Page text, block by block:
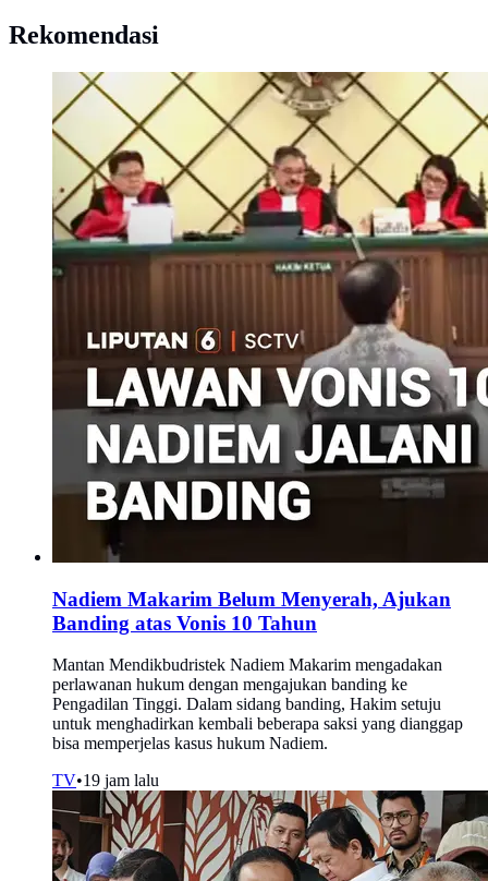
Rekomendasi
Nadiem Makarim Belum Menyerah, Ajukan
Banding atas Vonis 10 Tahun
Mantan Mendikbudristek Nadiem Makarim mengadakan
perlawanan hukum dengan mengajukan banding ke
Pengadilan Tinggi. Dalam sidang banding, Hakim setuju
untuk menghadirkan kembali beberapa saksi yang dianggap
bisa memperjelas kasus hukum Nadiem.
TV•19 jam lalu